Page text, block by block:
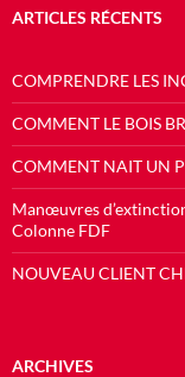
ARTICLES RÉCENTS
COMPRENDRE LES
COMMENT LE BOIS
COMMENT NAIT UN
Manœuvres
Colonne FDF
NOUVEAU CLIENT
ARCHIVES